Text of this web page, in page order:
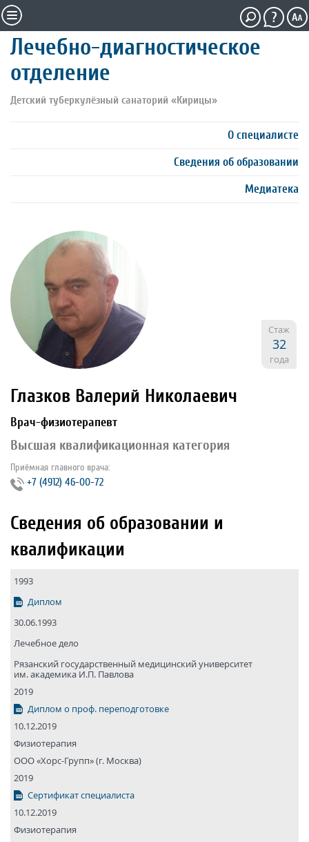
Лечебно-диагностическое
отделение
Детский туберкулёзный санаторий «Кирицы»
О специалисте
Сведения об образовании
Медиатека
Стаж
32
года
Глазков Валерий Николаевич
Врач-физиотерапевт
Высшая квалификационная категория
Приёмная главного врача:
+7 (4912) 46-00-72
Сведения об образовании и
квалификации
1993
Диплом
30.06.1993
Лечебное дело
Рязанский государствен­ный медицин­ский универси­тет
им. академика И.П. Павлова
2019
Диплом о проф. переподготовке
10.12.2019
Физиотерапия
ООО «Хорс-Групп» (г. Москва)
2019
Сертификат специалиста
10.12.2019
Физиотерапия